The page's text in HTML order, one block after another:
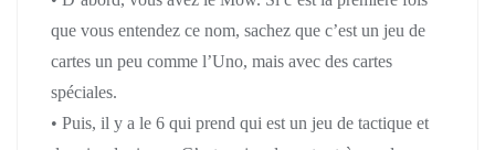
que vous entendez ce nom, sachez que c’est un jeu de
cartes un peu comme l’Uno, mais avec des cartes
spéciales.
• Puis, il y a le 6 qui prend qui est un jeu de tactique et